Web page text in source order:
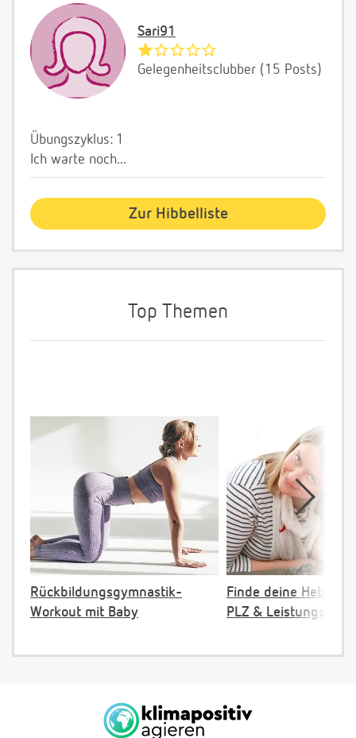
Sari91
Gelegenheitsclubber (15 Posts)
Übungszyklus: 1
Ich warte noch...
Zur Hibbelliste
Top Themen
Rückbildungsgymnastik-
Workout mit Baby
Finde deine
PLZ &